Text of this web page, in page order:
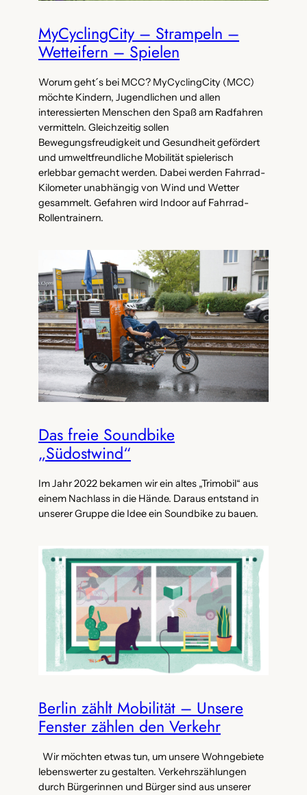
MyCyclingCity – Strampeln –
Wetteifern – Spielen
Worum geht´s bei MCC? MyCyclingCity (MCC)
möchte Kindern, Jugendlichen und allen
interessierten Menschen den Spaß am Radfahren
vermitteln. Gleichzeitig sollen
Bewegungsfreudigkeit und Gesundheit gefördert
und umweltfreundliche Mobilität spielerisch
erlebbar gemacht werden. Dabei werden Fahrrad-
Kilometer unabhängig von Wind und Wetter
gesammelt. Gefahren wird Indoor auf Fahrrad-
Rollentrainern.
Das freie Soundbike
„Südostwind“
Im Jahr 2022 bekamen wir ein altes „Trimobil“ aus
einem Nachlass in die Hände. Daraus entstand in
unserer Gruppe die Idee ein Soundbike zu bauen.
Berlin zählt Mobilität – Unsere
Fenster zählen den Verkehr
Wir möchten etwas tun, um unsere Wohngebiete
lebenswerter zu gestalten. Verkehrszählungen
durch Bürgerinnen und Bürger sind aus unserer